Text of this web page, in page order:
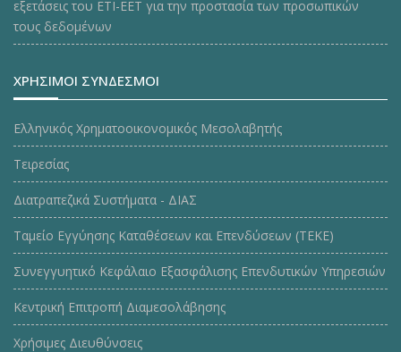
εξετάσεις του ΕΤΙ-ΕΕΤ για την προστασία των προσωπικών
τους δεδομένων
ΧΡΗΣΙΜΟΙ ΣΥΝΔΕΣΜΟΙ
Ελληνικός Χρηματοοικονομικός Μεσολαβητής
Τειρεσίας
Διατραπεζικά Συστήματα - ΔΙΑΣ
Ταμείο Εγγύησης Καταθέσεων και Επενδύσεων (ΤΕΚE)
Συνεγγυητικό Κεφάλαιο Εξασφάλισης Επενδυτικών Υπηρεσιών
Κεντρική Επιτροπή Διαμεσολάβησης
Χρήσιμες Διευθύνσεις